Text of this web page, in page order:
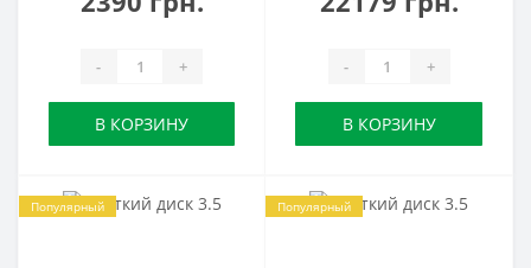
- +
В КОРЗИНУ
- +
В КОРЗИНУ
Популярный Популярный